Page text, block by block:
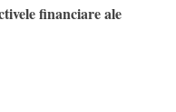
financiare ale